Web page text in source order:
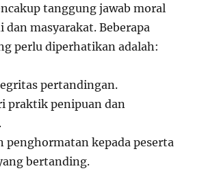
tanggung jawab moral
dan masyarakat. Beberapa
perlu diperhatikan adalah:
pertandingan.
praktik penipuan dan
penghormatan kepada peserta
bertanding.